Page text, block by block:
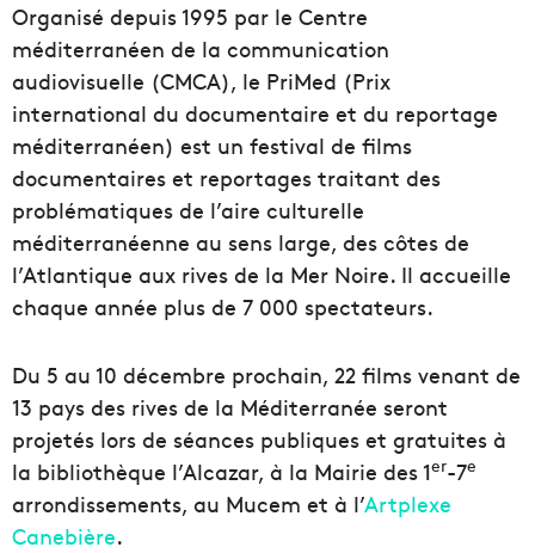
Organisé depuis 1995 par le Centre
méditerranéen de la communication
audiovisuelle (CMCA), le PriMed (Prix
international du documentaire et du reportage
méditerranéen) est un festival de films
documentaires et reportages traitant des
problématiques de l’aire culturelle
méditerranéenne au sens large, des côtes de
l’Atlantique aux rives de la Mer Noire. Il accueille
chaque année plus de 7 000 spectateurs.
Du 5 au 10 décembre prochain, 22 films venant de
13 pays des rives de la Méditerranée seront
projetés lors de séances publiques et gratuites à
la bibliothèque l’Alcazar, à la Mairie des 1er-7e
arrondissements, au Mucem et à l’Artplexe
Canebière.